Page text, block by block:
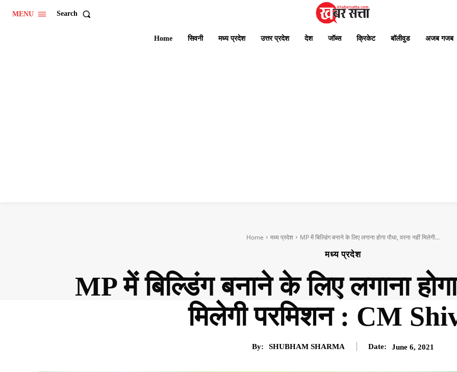
MENU Search
Home सिवनी मध्य प्रदेश उत्तर प्रदेश देश जॉब्स क्रिकेट बॉलीवुड अजब गजब
Home मध्य प्रदेश MP में बिल्डिंग बनाने के लिए लगाना होगा पौधा, वरना नहीं मिलेगी...
मध्य प्रदेश
MP में बिल्डिंग बनाने के लिए लगाना
मिलेगी परमिशन : CM
By: SHUBHAM SHARMA Date: June 6, 2021